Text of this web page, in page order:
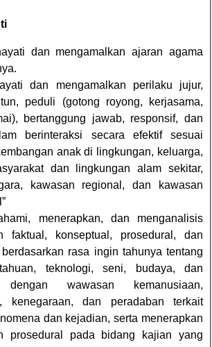
dan mengamalkan ajaran agama
dan mengamalkan perilaku jujur,
peduli (gotong royong, kerjasama,
bertanggung jawab, responsif, dan
berinteraksi secara efektif sesuai
anak di lingkungan, keluarga,
dan lingkungan alam sekitar,
kawasan regional, dan kawasan
menerapkan, dan menganalisis
faktual, konseptual, prosedural, dan
rasa ingin tahunya tentang
teknologi, seni, budaya, dan
dengan wawasan kemanusiaan,
kenegaraan, dan peradaban terkait
dan kejadian, serta menerapkan
prosedural pada bidang kajian yang